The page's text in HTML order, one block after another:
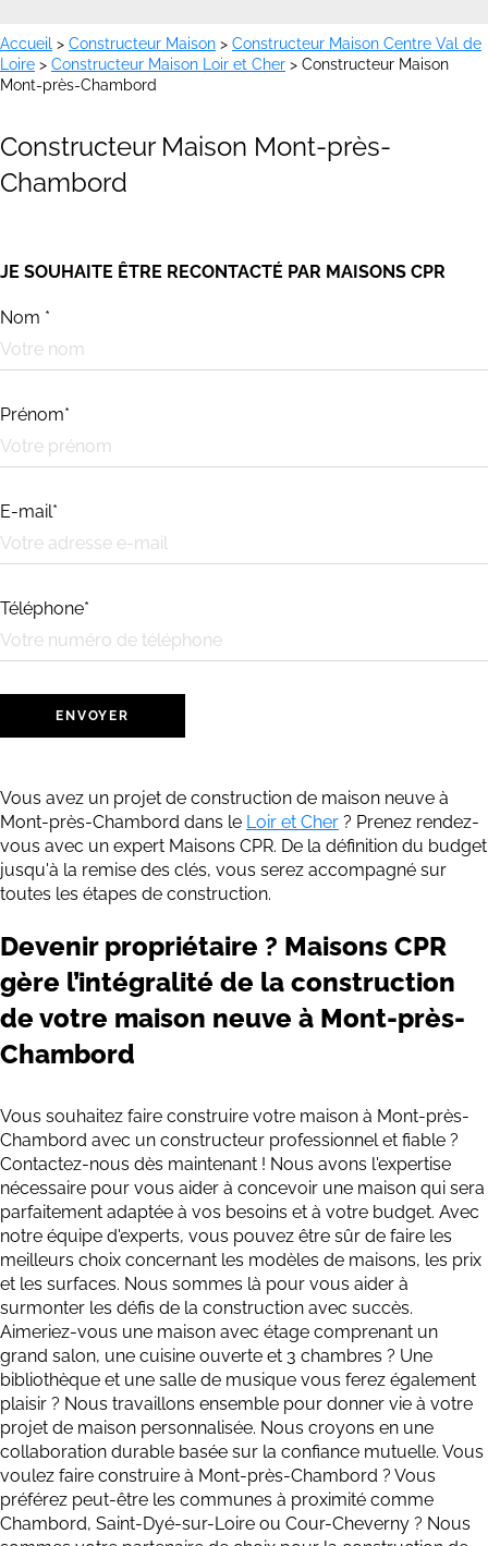
Accueil > Constructeur Maison > Constructeur Maison Centre Val de
Loire > Constructeur Maison Loir et Cher > Constructeur Maison
Mont-près-Chambord
Constructeur Maison Mont-près-
Chambord
JE SOUHAITE ÊTRE RECONTACTÉ PAR MAISONS CPR
Nom *
Prénom*
E-mail*
Téléphone*
Vous avez un projet de construction de maison neuve à
Mont-près-Chambord dans le Loir et Cher ? Prenez rendez-
vous avec un expert Maisons CPR. De la définition du budget
jusqu'à la remise des clés, vous serez accompagné sur
toutes les étapes de construction.
Devenir propriétaire ? Maisons CPR
gère l’intégralité de la construction
de votre maison neuve à Mont-près-
Chambord
Vous souhaitez faire construire votre maison à Mont-près-
Chambord avec un constructeur professionnel et fiable ?
Contactez-nous dès maintenant ! Nous avons l'expertise
nécessaire pour vous aider à concevoir une maison qui sera
parfaitement adaptée à vos besoins et à votre budget. Avec
notre équipe d'experts, vous pouvez être sûr de faire les
meilleurs choix concernant les modèles de maisons, les prix
et les surfaces. Nous sommes là pour vous aider à
surmonter les défis de la construction avec succès.
Aimeriez-vous une maison avec étage comprenant un
grand salon, une cuisine ouverte et 3 chambres ? Une
bibliothèque et une salle de musique vous ferez également
plaisir ? Nous travaillons ensemble pour donner vie à votre
projet de maison personnalisée. Nous croyons en une
collaboration durable basée sur la confiance mutuelle. Vous
voulez faire construire à Mont-près-Chambord ? Vous
préférez peut-être les communes à proximité comme
Chambord, Saint-Dyé-sur-Loire ou Cour-Cheverny ? Nous